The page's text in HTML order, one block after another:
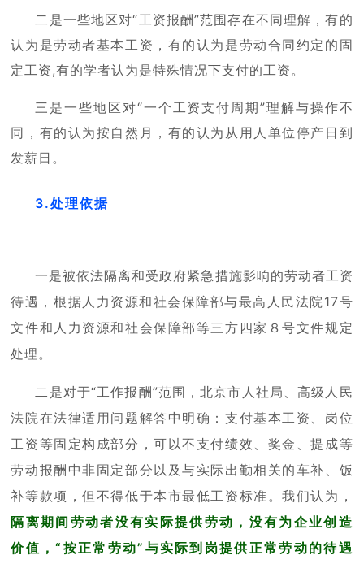
二是一些地区对“工资报酬”范围存在不同理解，有的
认为是劳动者基本工资，有的认为是劳动合同约定的固
定工资,有的学者认为是特殊情况下支付的工资。
三是一些地区对“一个工资支付周期”理解与操作不
同，有的认为按自然月，有的认为从用人单位停产日到
发薪日。
3.处理依据
一是被依法隔离和受政府紧急措施影响的劳动者工资
待遇，根据人力资源和社会保障部与最高人民法院17号
文件和人力资源和社会保障部等三方四家８号文件规定
处理。
二是对于“工作报酬”范围，北京市人社局、高级人民
法院在法律适用问题解答中明确：支付基本工资、岗位
工资等固定构成部分，可以不支付绩效、奖金、提成等
劳动报酬中非固定部分以及与实际出勤相关的车补、饭
补等款项，但不得低于本市最低工资标准。我们认为，
隔离期间劳动者没有实际提供劳动，没有为企业创造
价值，“按正常劳动”与实际到岗提供正常劳动的待遇